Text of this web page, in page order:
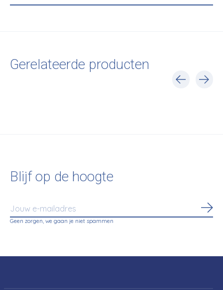
Gerelateerde producten
Blijf op de hoogte
Geen zorgen, we gaan je niet spammen